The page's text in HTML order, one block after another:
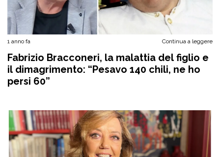
1 anno fa Continua a leggere
Fabrizio Bracconeri, la malattia del figlio e
il dimagrimento: “Pesavo 140 chili, ne ho
persi 60”